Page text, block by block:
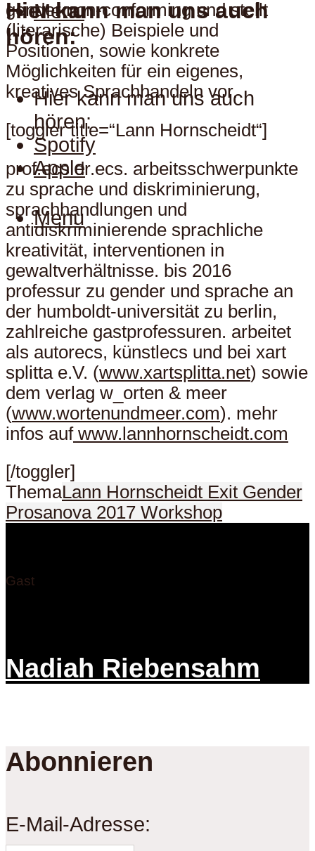
Menu
Hier kann man uns auch
hören:
Hier kann man uns auch
hören:
Spotify
Apple
Menu
gender non-conforming und stellt
(literarische) Beispiele und
Positionen, sowie konkrete
Möglichkeiten für ein eigenes,
kreatives Sprachhandeln vor.
[toggler title=“Lann Hornscheidt“]
prof.ecs dr.ecs. arbeitsschwerpunkte
zu sprache und diskriminierung,
sprachhandlungen und
antidiskriminierende sprachliche
kreativität, interventionen in
gewaltverhältnisse. bis 2016
professur zu gender und sprache an
der humboldt-universität zu berlin,
zahlreiche gastprofessuren. arbeitet
als autorecs, künstlecs und bei xart
splitta e.V. (www.xartsplitta.net) sowie
dem verlag w_orten & meer
(www.wortenundmeer.com). mehr
infos aufwww.lannhornscheidt.com
[/toggler]
ThemaLann Hornscheidt Exit Gender
Prosanova 2017 Workshop
Gast
Nadiah Riebensahm
Abonnieren
E-Mail-Adresse: